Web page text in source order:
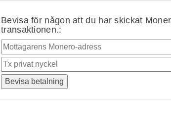
Bevisa för någon att du har skickat
transaktionen.: